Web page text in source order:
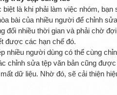
là khi phải làm việc nhóm,
bài của nhiều người để chỉnh
đối nhiều thời gian và phải chờ
được các hạn chế đó.
nhiều người dùng có thể cùng
chỉnh sửa tệp văn bản cũng
dữ liệu. Nhờ đó, sẽ cải thiện